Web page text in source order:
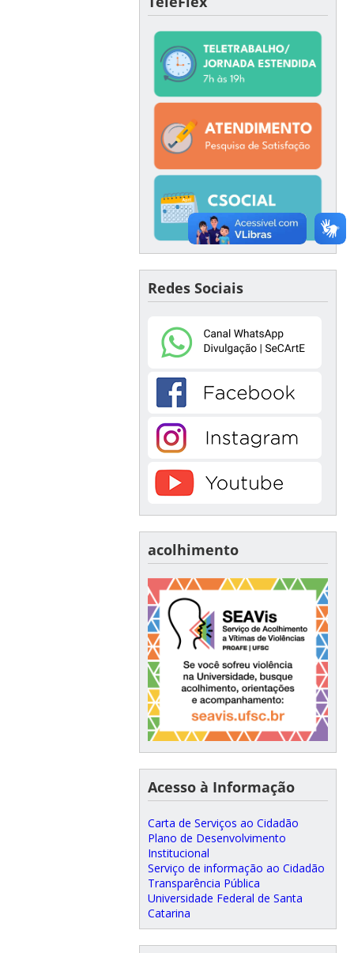
Redes Sociais
acolhimento
Acesso à Informação
Carta de Serviços ao Cidadão
Plano de Desenvolvimento
Institucional
Serviço de informação ao Cidadão
Transparência Pública
Universidade Federal de Santa
Catarina